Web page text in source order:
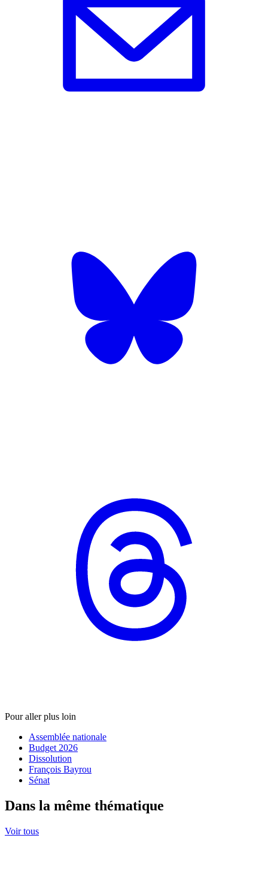
Pour aller plus loin
Assemblée nationale
Budget 2026
Dissolution
François Bayrou
Sénat
Dans la même thématique
Voir tous